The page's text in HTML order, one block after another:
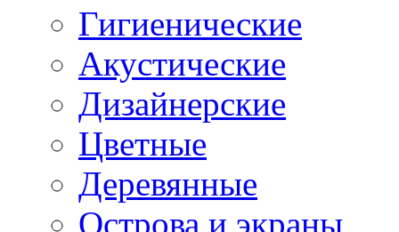
Гигиенические
Акустические
Дизайнерские
Цветные
Деревянные
Острова и экраны